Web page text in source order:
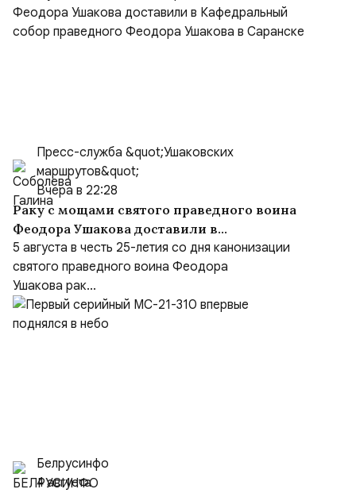
Пресс-служба &quot;Ушаковских
маршрутов&quot;
Вчера в 22:28
Раку с мощами святого праведного воина
Феодора Ушакова доставили в
Кафедральный собор праведного Феодора
Ушакова в Саранске
5 августа в честь 25-летия со дня канонизации
святого праведного воина Феодора
Ушакова рак...
Белрусинфо
4 августа